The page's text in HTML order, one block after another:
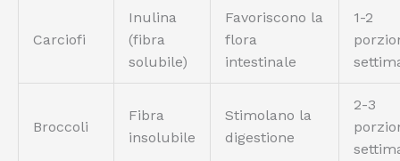
Carciofi
Inulina
(fibra
solubile)
Favoriscono la
flora
intestinale
1-2
Broccoli
Fibra
insolubile
Stimolano la
digestione
2-3